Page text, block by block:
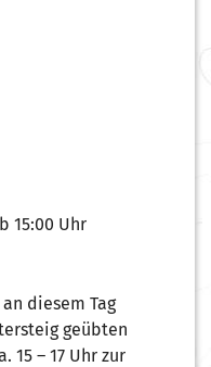
15:00 Uhr
diesem Tag
geübten
15 – 17 Uhr zur